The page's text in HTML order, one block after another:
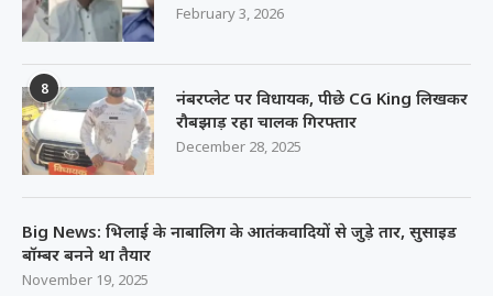
February 3, 2026
8
नंबरप्लेट पर विधायक, पीछे CG King लिखकर
रौबझाड़ रहा चालक गिरफ्तार
December 28, 2025
Big News: भिलाई के नाबालिग के आतंकवादियों से जुड़े तार, सुसाइड
बॉम्बर बनने था तैयार
November 19, 2025